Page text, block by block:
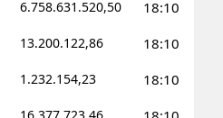
6.758.631.520,50 18:10
13.200.122,86 18:10
1.232.154,23 18:10